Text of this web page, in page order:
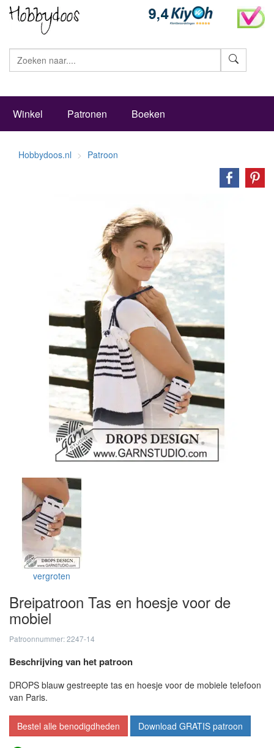
Winkel Patronen Boeken
Hobbydoos.nl Patroon
vergroten
Breipatroon Tas en hoesje voor de
mobiel
Patroonnummer: 2247-14
Beschrijving van het patroon
DROPS blauw gestreepte tas en hoesje voor de mobiele telefoon
van Paris.
Bestel alle benodigdheden Download GRATIS patroon